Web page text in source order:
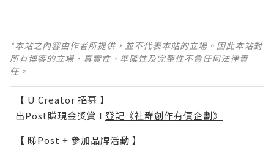
*本站之內容由作者所提供，並不代表本站的立場。因此本站對
所有博客的立場、真實性、準確性及完整性不負任何法律責
任。
【 U Creator 招募 】
出Post賺現金獎賞 l 登記《社群創作有價企劃》
【 睇Post + 參加品牌活動 】